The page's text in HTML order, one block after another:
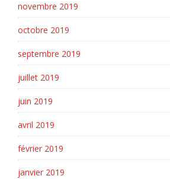
novembre 2019
octobre 2019
septembre 2019
juillet 2019
juin 2019
avril 2019
février 2019
janvier 2019